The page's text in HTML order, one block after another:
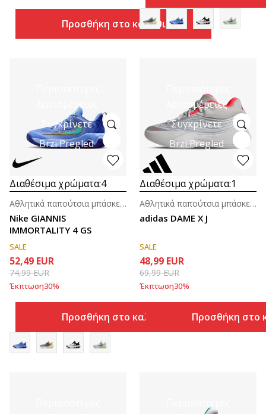
Προσθήκη στο καλάθι
λεπτομέρειες
Συγκρίνετε
Brzi Pregled
Διαθέσιμα χρώματα:4
Nike GIANNIS
IMMORTALITY 4 GS
Αθλητικά παπούτσια μπάσκετ για μεγάλα παιδιά (8-14ε.)
SALE
52,49 EUR
74,99EUR
Έκπτωση30%
Προσθήκη στο καλάθι
λεπτομέρειες
Συγκρίνετε
Brzi Pregled
Διαθέσιμα χρώματα:1
adidas DAME X J
Αθλητικά παπούτσια μπάσκετ για μεγάλα παιδιά (8-14ε.)
SALE
48,99 EUR
69,99EUR
Έκπτωση30%
Προσθήκη στο